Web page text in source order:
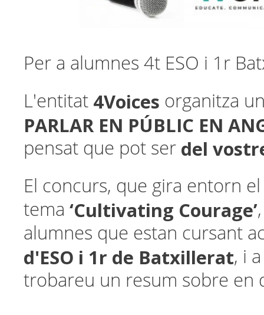
Per a alumnes 4t ESO i 1r
L'entitat 4Voices organitza
PARLAR EN PÚBLIC EN
pensat que pot ser del
El concurs, que gira entorn el
tema ‘Cultivating Courage’
alumnes que estan cursant
d'ESO i 1r de Batxillerat, i
trobareu un resum sobre en